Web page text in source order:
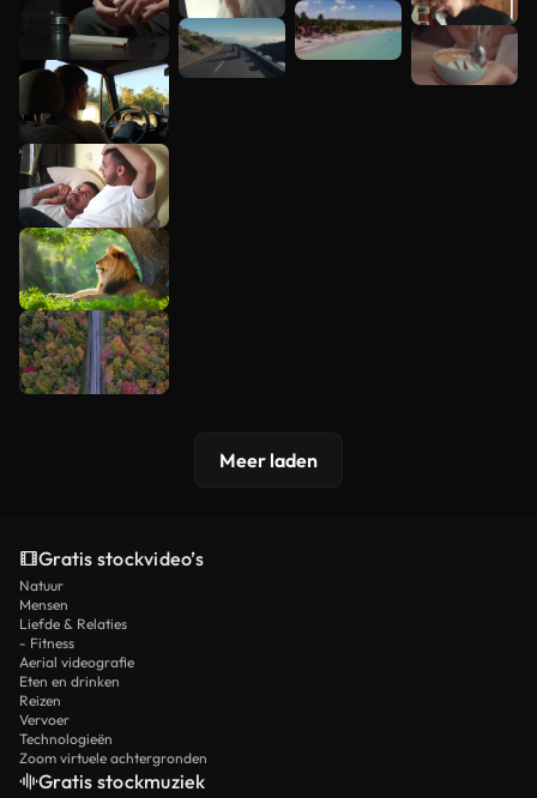
Meer laden
Gratis stockvideo’s
Natuur
Mensen
Liefde & Relaties
- Fitness
Aerial videografie
Eten en drinken
Reizen
Vervoer
Technologieën
Zoom virtuele achtergronden
Gratis stockmuziek